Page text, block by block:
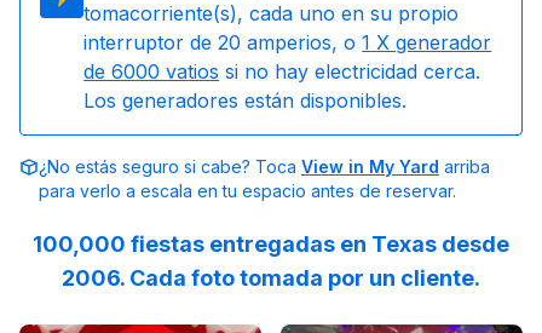
tomacorriente(s), cada uno en su propio
interruptor de 20 amperios, o 1 X generador
de 6000 vatios si no hay electricidad cerca.
Los generadores están disponibles.
¿No estás seguro si cabe? Toca View in My Yard arriba
para verlo a escala en tu espacio antes de reservar.
100,000 fiestas entregadas en Texas desde
2006. Cada foto tomada por un cliente.